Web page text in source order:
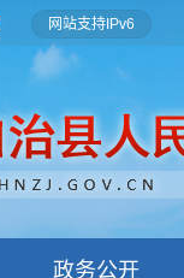
网站支持IPv6
政务公开